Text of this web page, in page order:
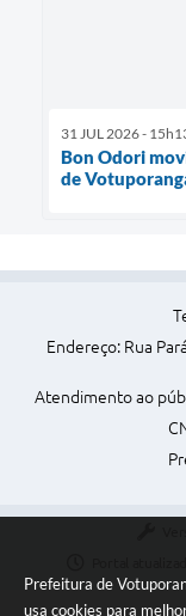
Prefeitura de
usa cookies para
31 JUL 2026 -
Bon Odori
de
Endereço: Rua
Atendimento ao